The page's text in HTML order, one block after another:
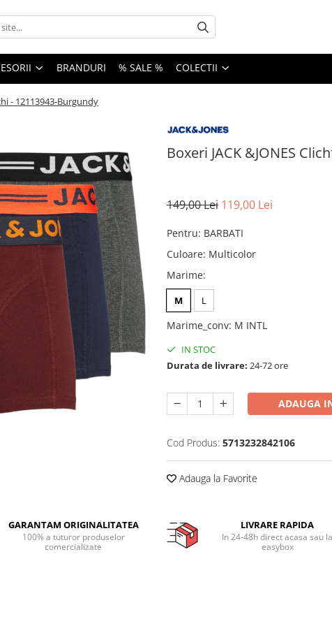
BRANDURI % SALE % COLECTII
- 12113943-Burgundy
Boxeri JACK &JONES
149,00 Lei 119,00 Lei
Pentru: BARBATI
Culoare: Multicolor
Marime:
M L
Marime_conv: M INTL
IN STOC
Durata de livrare: 24-72 ore
ADAUGA
Cod Produs: 5713232842106
Adauga la Favorite
GARANTAM ORIGINALITATEA
100% a tuturor produselor
comercializate
LIVRARE RAPIDA
In 24-48h direct acasa sau la
easybox